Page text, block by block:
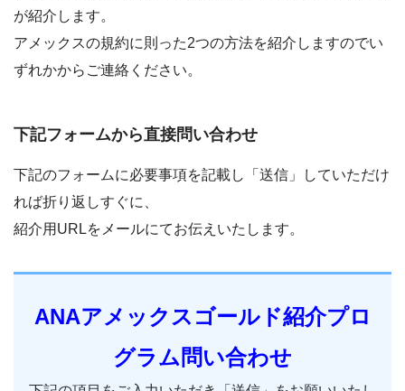
が紹介します。
アメックスの規約に則った2つの方法を紹介しますのでい
ずれかからご連絡ください。
下記フォームから直接問い合わせ
下記のフォームに必要事項を記載し「送信」していただけ
れば折り返しすぐに、
紹介用URLをメールにてお伝えいたします。
ANAアメックスゴールド紹介プロ
グラム問い合わせ